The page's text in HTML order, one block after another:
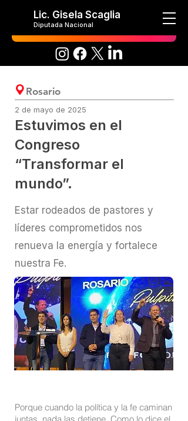
Lic. Gisela Scaglia
Diputada Nacional
Rosario
2 de mayo de 2025
Estuvimos en el
Congreso
“Transformar el
mundo”.
Estar rodeados de pastores y
líderes comprometidos nos
renueva la energía y fortalece
nuestra Fe.
Porque cuando la política y la fe caminan